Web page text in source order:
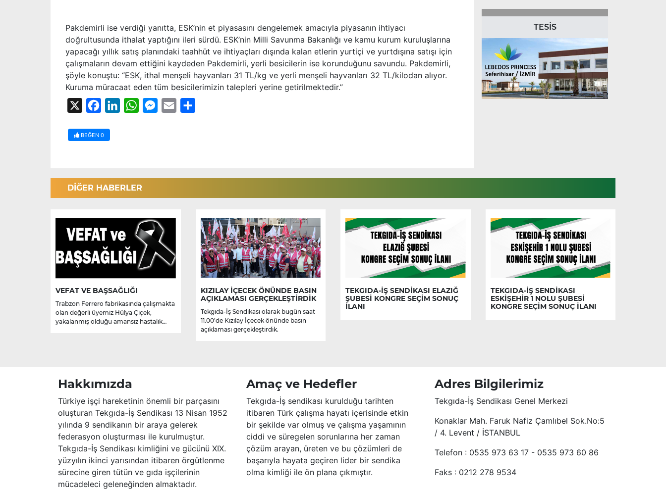
Pakdemirli ise verdiği yanıtta, ESK’nin et piyasasını dengelemek amacıyla piyasanın ihtiyacı
doğrultusunda ithalat yaptığını ileri sürdü. ESK’nin Milli Savunma Bakanlığı ve kamu kurum kuruluşlarına
yapacağı yıllık satış planındaki taahhüt ve ihtiyaçları dışında kalan etlerin yurtiçi ve yurtdışına satışı için
çalışmaların devam ettiğini kaydeden Pakdemirli, yerli besicilerin ise korunduğunu savundu. Pakdemirli,
şöyle konuştu: “ESK, ithal menşeli hayvanları 31 TL/kg ve yerli menşeli hayvanları 32 TL/kilodan alıyor.
Kuruma müracaat eden tüm besicilerimizin talepleri yerine getirilmektedir.”
FacebookLinkedInWhatsAppMessenger
Email
BEĞEN 0
TESİS
DİĞER HABERLER
VEFAT VE BAŞSAĞLIĞI
Trabzon Ferrero fabrikasında çalışmakta
olan değerli üyemiz Hülya Çiçek,
yakalanmış olduğu amansız hastalık
KIZILAY İÇECEK ÖNÜNDE BASIN
AÇIKLAMASI GERÇEKLEŞTİRDİK
Tekgıda-İş Sendikası olarak bugün saat
11.00’de Kızılay İçecek önünde basın
açıklaması gerçekleştirdik.
TEKGIDA-İŞ SENDİKASI ELAZIĞ
ŞUBESİ KONGRE SEÇİM SONUÇ
İLANI
TEKGIDA-İŞ SENDİKASI
ESKİŞEHİR 1 NOLU ŞUBESİ
KONGRE SEÇİM SONUÇ İLANI
Hakkımızda
Türkiye işçi hareketinin önemli bir parçasını
oluşturan Tekgıda-İş Sendikası 13 Nisan 1952
yılında 9 sendikanın bir araya gelerek
federasyon oluşturması ile kurulmuştur.
Tekgıda-İş Sendikası kimliğini ve gücünü XIX.
yüzyılın ikinci yarısından itibaren örgütlenme
sürecine giren tütün ve gıda işçilerinin
mücadeleci geleneğinden almaktadır.
Amaç ve Hedefler
Tekgıda-İş sendikası kurulduğu tarihten
itibaren Türk çalışma hayatı içerisinde etkin
bir şekilde var olmuş ve çalışma yaşamının
ciddi ve süregelen sorunlarına her zaman
çözüm arayan, üreten ve bu çözümleri de
başarıyla hayata geçiren lider bir sendika
olma kimliği ile ön plana çıkmıştır.
Adres Bilgilerimiz
Tekgıda-İş Sendikası Genel Merkezi
Konaklar Mah. Faruk Nafiz Çamlıbel Sok.No:5
/ 4. Levent / İSTANBUL
Telefon : 0535 973 63 17 - 0535 973 60 86
Faks : 0212 278 9534